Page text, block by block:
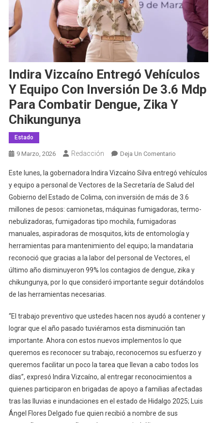
Indira Vizcaíno Entregó Vehículos
Y Equipo Con Inversión De 3.6 Mdp
Para Combatir Dengue, Zika Y
Chikungunya
Estado
9 Marzo, 2026 Redacción Deja Un ComentarioEn
Vizcaíno
Entregó
Vehículos
Y
Equipo
Con
Inversión
Zika
Y
Chikungunya
Este lunes, la gobernadora Indira Vizcaíno Silva entregó vehículos
y equipo a personal de Vectores de la Secretaría de Salud del
Gobierno del Estado de Colima, con inversión de más de 3.6
millones de pesos: camionetas, máquinas fumigadoras, termo-
nebulizadoras, fumigadoras tipo mochila, fumigadoras
manuales, aspiradoras de mosquitos, kits de entomología y
herramientas para mantenimiento del equipo; la mandataria
reconoció que gracias a la labor del personal de Vectores, el
último año disminuyeron 99% los contagios de dengue, zika y
chikungunya, por lo que consideró importante seguir dotándolos
de las herramientas necesarias.
“El trabajo preventivo que ustedes hacen nos ayudó a contener y
lograr que el año pasado tuviéramos esta disminución tan
importante. Ahora con estos nuevos implementos lo que
queremos es reconocer su trabajo, reconocemos su esfuerzo y
queremos facilitar un poco la tarea que llevan a cabo todos los
días”, expresó Indira Vizcaíno, al entregar reconocimientos a
quienes participaron en brigadas de apoyo a familias afectadas
tras las lluvias e inundaciones en el estado de Hidalgo 2025; Luis
Ángel Flores Delgado fue quien recibió a nombre de sus